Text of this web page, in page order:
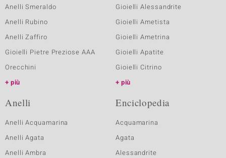
Anelli Smeraldo
Anelli Rubino
Anelli Zaffiro
Gioielli Pietre Preziose AAA
Orecchini
più
Gioielli Alessandrite
Gioielli Ametista
Gioielli Ametrina
Gioielli Apatite
Gioielli Citrino
più
Anelli
Anelli Acquamarina
Anelli Agata
Anelli Ambra
Enciclopedia
Acquamarina
Agata
Alessandrite